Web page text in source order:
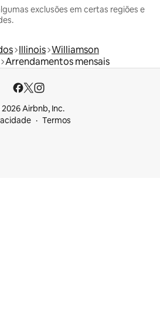
exclusões em certas regiões e
Illinois Williamson
Arrendamentos mensais
Airbnb, Inc.
Termos